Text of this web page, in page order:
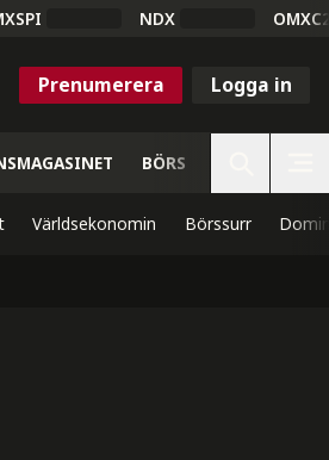
NDX
Prenumerera Logga in
BÖRS
Världsekonomin Börssurr